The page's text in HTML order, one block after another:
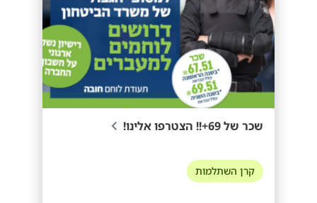
שכר של 69+!! הצטרפו אלינו!
קרן השתלמות